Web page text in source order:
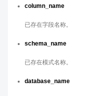
column_name
已存在字段名称。
schema_name
已存在模式名称。
database_name